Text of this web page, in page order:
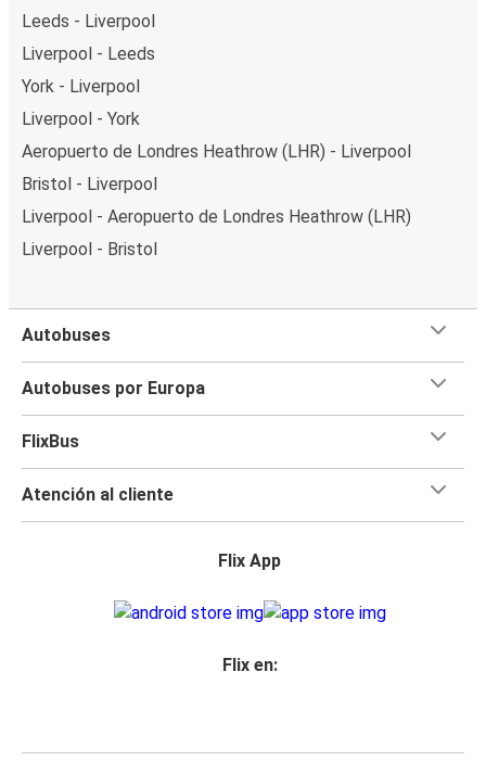
Leeds - Liverpool
Liverpool - Leeds
York - Liverpool
Liverpool - York
Aeropuerto de Londres Heathrow (LHR) - Liverpool
Bristol - Liverpool
Liverpool - Aeropuerto de Londres Heathrow (LHR)
Liverpool - Bristol
Autobuses
Autobuses por Europa
FlixBus
Atención al cliente
Flix App
Flix en: